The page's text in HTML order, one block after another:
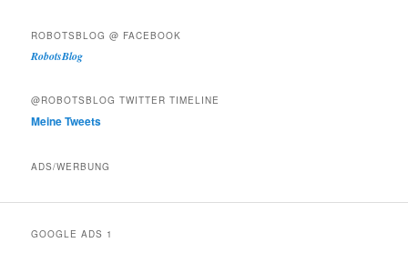
ROBOTSBLOG @ FACEBOOK
RobotsBlog
@ROBOTSBLOG TWITTER TIMELINE
Meine Tweets
ADS/WERBUNG
GOOGLE ADS 1